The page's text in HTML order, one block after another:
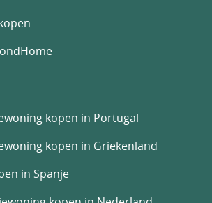
kopen in Portugal
kopen in Griekenland
in Spanje